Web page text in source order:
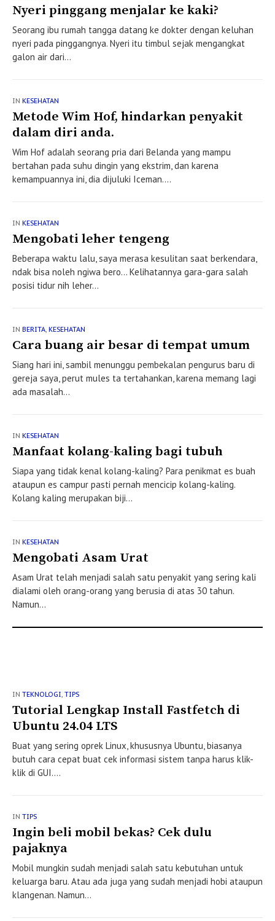
Nyeri pinggang menjalar ke kaki?
Seorang ibu rumah tangga datang ke dokter dengan keluhan
nyeri pada pinggangnya. Nyeri itu timbul sejak mengangkat
galon air dari...
IN KESEHATAN
Metode Wim Hof, hindarkan penyakit
dalam diri anda.
Wim Hof adalah seorang pria dari Belanda yang mampu
bertahan pada suhu dingin yang ekstrim, dan karena
kemampuannya ini, dia dijuluki Iceman....
IN KESEHATAN
Mengobati leher tengeng
Beberapa waktu lalu, saya merasa kesulitan saat berkendara,
ndak bisa noleh ngiwa bero… Kelihatannya gara-gara salah
posisi tidur nih leher...
IN BERITA, KESEHATAN
Cara buang air besar di tempat umum
Siang hari ini, sambil menunggu pembekalan pengurus baru di
gereja saya, perut mules ta tertahankan, karena memang lagi
ada masalah...
IN KESEHATAN
Manfaat kolang-kaling bagi tubuh
Siapa yang tidak kenal kolang-kaling? Para penikmat es buah
ataupun es campur pasti pernah mencicip kolang-kaling.
Kolang kaling merupakan biji...
IN KESEHATAN
Mengobati Asam Urat
Asam Urat telah menjadi salah satu penyakit yang sering kali
dialami oleh orang-orang yang berusia di atas 30 tahun.
Namun...
IN TEKNOLOGI, TIPS
Tutorial Lengkap Install Fastfetch di
Ubuntu 24.04 LTS
Buat yang sering oprek Linux, khususnya Ubuntu, biasanya
butuh cara cepat buat cek informasi sistem tanpa harus klik-
klik di GUI....
IN TIPS
Ingin beli mobil bekas? Cek dulu
pajaknya
Mobil mungkin sudah menjadi salah satu kebutuhan untuk
keluarga baru. Atau ada juga yang sudah menjadi hobi ataupun
klangenan. Namun...